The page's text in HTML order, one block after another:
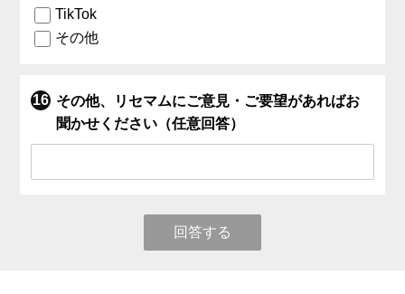
TikTok
その他
その他、リセマムにご意見・ご要望があればお
聞かせください（任意回答）
回答する